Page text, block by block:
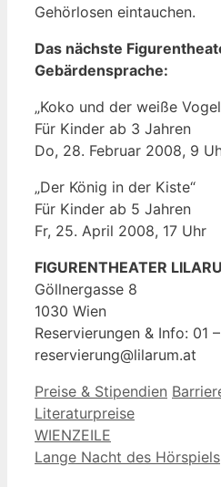
Gehörlosen eintauchen.
Das nächste
Gebärdensprache:
„Koko und der weiße
Für Kinder ab 3 Jahren
Do, 28. Februar 2008, 9
„Der König in der Kiste“
Für Kinder ab 5 Jahren
Fr, 25. April 2008, 17 Uhr
FIGURENTHEATER
Göllnergasse 8
1030 Wien
Reservierungen & Info: 01
reservierung@lilarum.at
Kategorien
Preise & Stipendien
Literaturpreise
WIENZEILE
Lange Nacht des Hörspiels